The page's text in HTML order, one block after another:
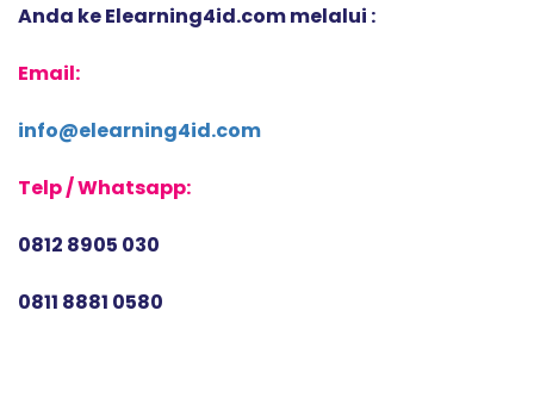
Anda ke Elearning4id.com melalui :
Email:
info@elearning4id.com
Telp / Whatsapp:
0812 8905 030
0811 8881 0580